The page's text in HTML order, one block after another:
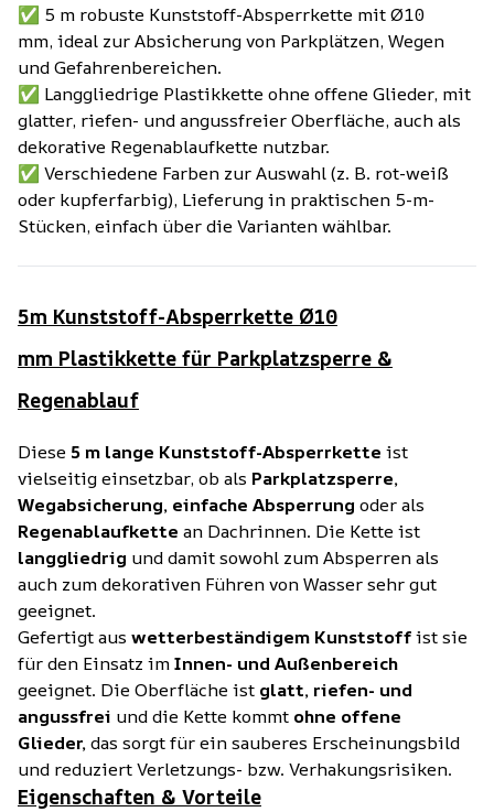
✅ 5 m robuste Kunststoff-Absperrkette mit Ø10
mm, ideal zur Absicherung von Parkplätzen, Wegen
und Gefahrenbereichen.
✅ Langgliedrige Plastikkette ohne offene Glieder, mit
glatter, riefen- und angussfreier Oberfläche, auch als
dekorative Regenablaufkette nutzbar.
✅ Verschiedene Farben zur Auswahl (z. B. rot-weiß
oder kupferfarbig), Lieferung in praktischen 5-m-
Stücken, einfach über die Varianten wählbar.
5m Kunststoff-Absperrkette Ø10
mm Plastikkette für Parkplatzsperre &
Regenablauf
Diese 5 m lange Kunststoff-Absperrkette ist
vielseitig einsetzbar, ob als Parkplatzsperre,
Wegabsicherung, einfache Absperrungoder als
Regenablaufkette an Dachrinnen. Die Kette ist
langgliedrig und damit sowohl zum Absperren als
auch zum dekorativen Führen von Wasser sehr gut
geeignet.
Gefertigt aus wetterbeständigem Kunststoffist sie
für den Einsatz imInnen- und Außenbereich
geeignet. Die Oberfläche ist glatt, riefen- und
angussfrei und die Kette kommt ohne offene
Glieder,das sorgt für ein sauberes Erscheinungsbild
und reduziert Verletzungs- bzw. Verhakungsrisiken.
Eigenschaften & Vorteile